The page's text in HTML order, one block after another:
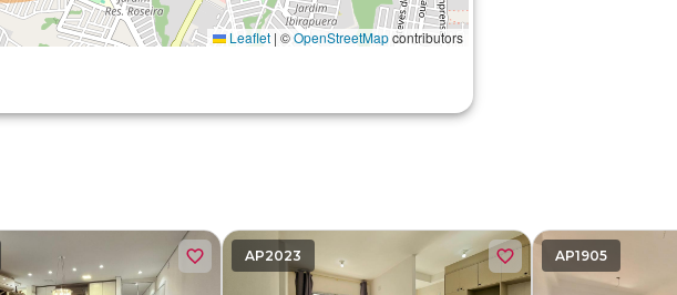
Leaflet | ©OpenStreetMapcontributors
AP2023 AP1905